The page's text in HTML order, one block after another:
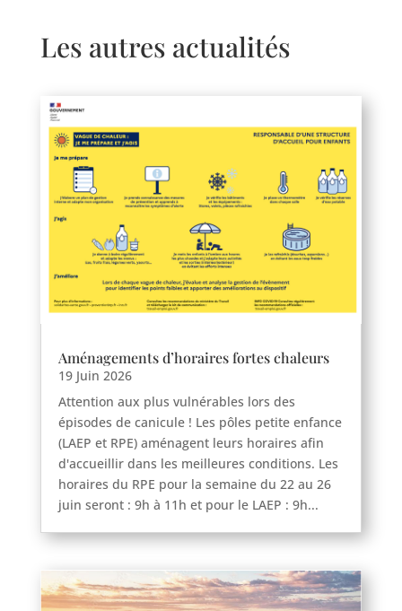
Les autres actualités
Aménagements d’horaires fortes chaleurs
19 Juin 2026
Attention aux plus vulnérables lors des
épisodes de canicule ! Les pôles petite enfance
(LAEP et RPE) aménagent leurs horaires afin
d'accueillir dans les meilleures conditions. Les
horaires du RPE pour la semaine du 22 au 26
juin seront : 9h à 11h et pour le LAEP : 9h...